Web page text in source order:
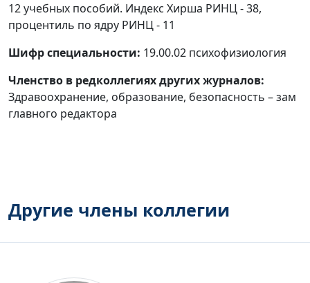
12 учебных пособий. Индекс Хирша РИНЦ - 38,
процентиль по ядру РИНЦ - 11
Шифр специальности: 19.00.02 психофизиология
Членство в редколлегиях других журналов:
Здравоохранение, образование, безопасность – зам
главного редактора
Другие члены коллегии